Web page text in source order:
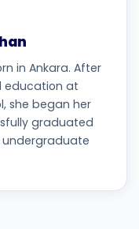
in Ankara. After
education at
she began her
graduated